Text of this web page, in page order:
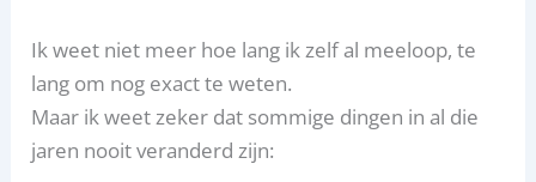
Ik weet niet meer hoe lang ik zelf al meeloop, te
lang om nog exact te weten.
Maar ik weet zeker dat sommige dingen in al die
jaren nooit veranderd zijn: